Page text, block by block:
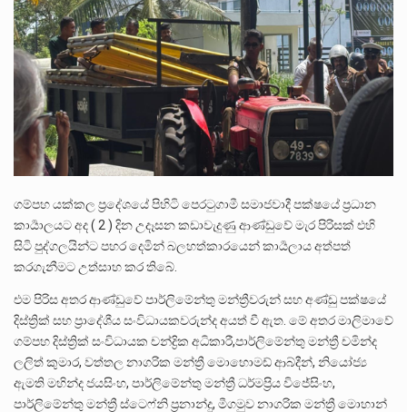
පසුගිය මැයි මස 31 දිනෙන් අවසන් වූ වසර තුළ ලොව පුරා විවිධ තනතුරු නාම වලින්…
මේ, දන්නා හඳුනන ලියන්නකුගේ නන්නාඳුනන අඩවියක සැරිසරා ලද ආස්වාදනීය මොහොතක සිංහාවලෝකනයකි .කෙටි කවියක දිගු බර…
වත්මන් ආණ්ඩුවේ ප්‍රධාන පාර්ශවකරුවා වන ජනතා විමුක්ති පෙරමුණේ කාලයක පටන් තිබුණු ප්‍රධාන සටන් පාඨයක් වූවේ…
ගම්පහ යක්කල ප්‍රදේශයේ පිහිටි පෙරටුගාමී සමාජවාදී පක්ෂයේ ප්‍රධාන
කාර්‍යාලයට අද ( 2 ) දින උදෑසන කඩාවැදුණු ආණ්ඩුවේ මැර පිරිසක් එහි
සිටි පුද්ගලයින්ට පහර දෙමින් බලහත්කාරයෙන් කාර්‍යලාය අත්පත්
කරගැනීමට උත්සාහ කර තිබේ.
එම පිරිස අතර ආණ්ඩුවේ පාර්ලිමේන්තු මන්ත්‍රීවරුන් සහ අණ්ඩු පක්ෂයේ
දිස්ත්‍රික් සහ ප්‍රාදේශීය සංවිධායකවරුන්ද අයත්‍ වී ඇත. මේ අතර මාලිමාවේ
ගම්පහ දිස්ත්‍රික් සංවිධායක චන්ද්‍රික අධිකාරී,පාර්ලිමේන්තු මන්ත්‍රී චමින්ද
ලලිත් කුමාර, වත්තල නාගරික මන්ත්‍රී මොහොමඩ් ආබ්දීන්, නියෝජ්‍ය
ඇමති මහින්ද ජයසිංහ, පාර්ලිමේන්තු මන්ත්‍රී ධර්මප්‍රිය විජේසිංහ,
පාර්ලිමේන්තු මන්ත්‍රී ස්ටෙෆ්නි ප්‍රනාන්දු, මීගමුව නාගරික මන්ත්‍රී මොහාන්